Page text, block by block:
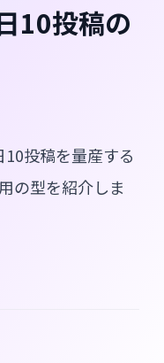
10投稿の
投稿を量産する
の型を紹介しま